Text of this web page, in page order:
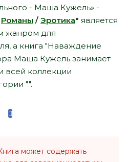
- Маша Кужель» -
Романы / Эротика" является
жанром для
а книга "Наваждение
Маша Кужель занимает
всей коллекции
"".
может содержать